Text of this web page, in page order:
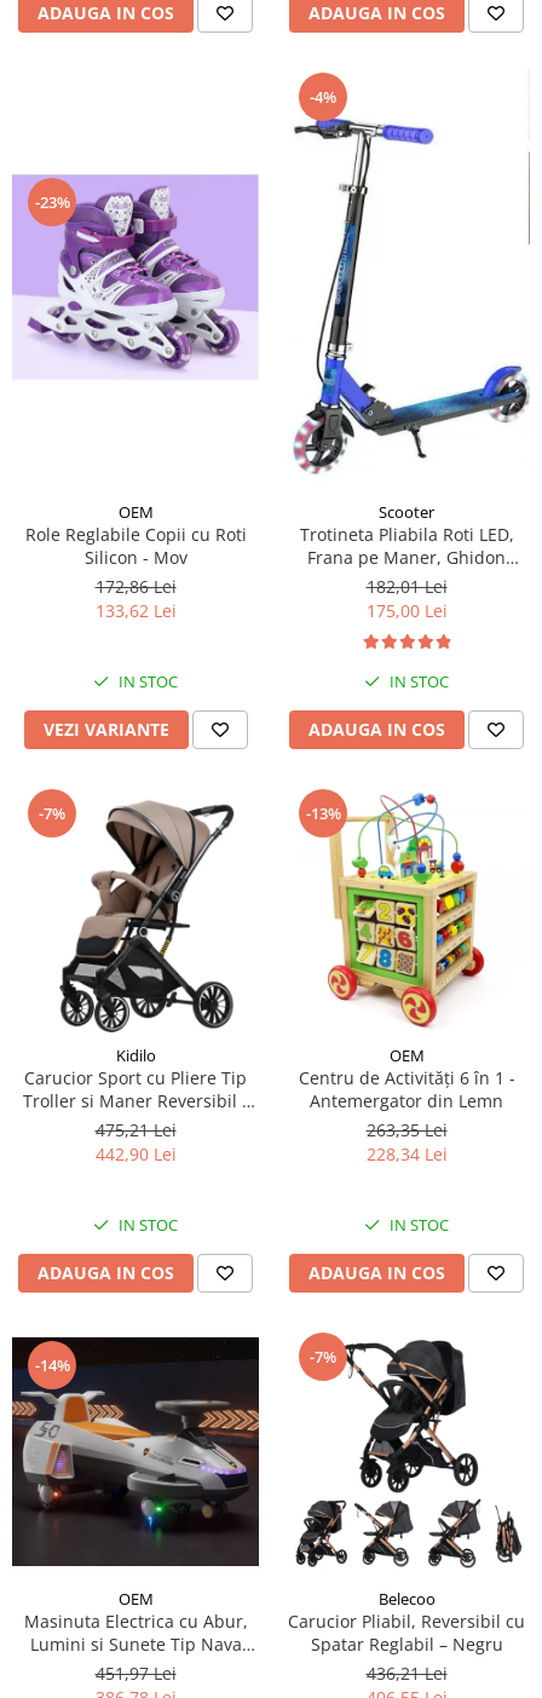
ADAUGA IN COS ADAUGA IN COS
-23%
OEM
Role Reglabile Copii cu Roti
Silicon - Mov
172,86 Lei
133,62 Lei
IN STOC
VEZI VARIANTE
-4%
Scooter
Trotineta Pliabila Roti LED,
Frana pe Maner, Ghidon
Reglabil - Albastru
182,01 Lei
175,00 Lei
IN STOC
ADAUGA IN COS
-7%
Kidilo
Carucior Sport cu Pliere Tip
Troller si Maner Reversibil -
Bej
475,21 Lei
442,90 Lei
IN STOC
ADAUGA IN COS
-13%
OEM
Centru de Activități 6 în 1 -
Antemergator din Lemn
263,35 Lei
228,34 Lei
IN STOC
ADAUGA IN COS
-14%
OEM
Masinuta Electrica cu Abur,
Lumini si Sunete Tip Nava
Spatiala
451,97 Lei
-7%
Belecoo
Carucior Pliabil, Reversibil cu
Spatar Reglabil – Negru
436,21 Lei